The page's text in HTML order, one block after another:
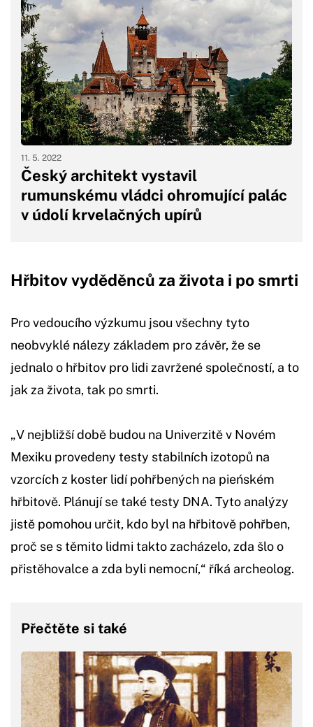
Český architekt vystavil
rumunskému vládci ohromující palác
v údolí krvelačných upírů
11. 5. 2022
Hřbitov vyděděnců za života i po smrti
Pro vedoucího výzkumu jsou všechny tyto
neobvyklé nálezy základem pro závěr, že se
jednalo o hřbitov pro lidi zavržené společností, a to
jak za života, tak po smrti.
„V nejbližší době budou na Univerzitě v Novém
Mexiku provedeny testy stabilních izotopů na
vzorcích z koster lidí pohřbených na pieńském
hřbitově. Plánují se také testy DNA. Tyto analýzy
jistě pomohou určit, kdo byl na hřbitově pohřben,
proč se s těmito lidmi takto zacházelo, zda šlo o
přistěhovalce a zda byli nemocní,“ říká archeolog.
Přečtěte si také